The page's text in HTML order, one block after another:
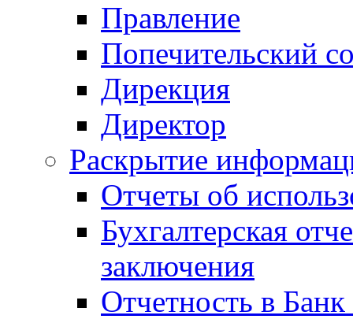
Правление
Попечительский
Дирекция
Директор
Раскрытие
Отчеты об
Бухгалтерская
заключения
Отчетность в